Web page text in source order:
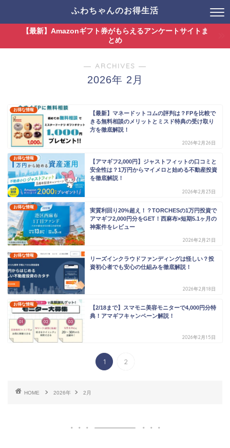
ふわちゃんのお得生活
【最新】Amazonギフト券がもらえるアンケートサイトま
とめ
― ARCHIVES ―
2026年 2月
お得な情報
【最新】マネードットコムの評判は？FPを比較で
きる無料相談のメリットとミスド特典の受け取り
方を徹底解説！
2026年2月26日
お得な情報
【アマギフ2,000円】ジャストフィットの口コミと
安全性は？1万円からマイメロと始める不動産投資
を徹底解説！
2026年2月23日
お得な情報
実質利回り20%超え！？TORCHESの1万円投資で
アマギフ2,000円分をGET！西麻布×短期5.1ヶ月の
神案件をレビュー
2026年2月21日
お得な情報
リーズインクラウドファンディングは怪しい？投
資初心者でも安心の仕組みを徹底解説！
2026年2月18日
お得な情報
【2/18まで】スマモニ美容モニターで4,000円分特
典！アマギフキャンペーン解説！
2026年2月15日
1 2
HOME 2026年 2月